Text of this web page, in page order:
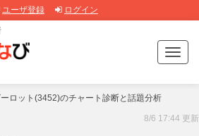
ユーザ登録 ログイン
T
o
g
e
ーロット(3452)のチャート診断と話題分析
8/6 17:44 更新